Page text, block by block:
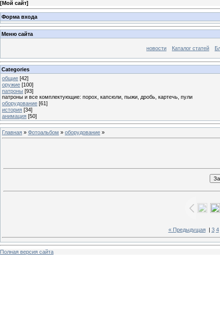
[Мой сайт]
Форма входа
Меню сайта
новости Каталог статей
Categories
общие [42]
оружие [100]
патроны [93]
патроны и все комплектующие: порох, капсюли, пыжи, дробь, картечь, пули
оборудование [61]
история [34]
анимация [50]
Главная » Фотоальбом » оборудование »
« Предыдущая| 3 4
Полная версия сайта